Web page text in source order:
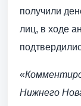
получили
лиц, в ходе
«
Нижнего